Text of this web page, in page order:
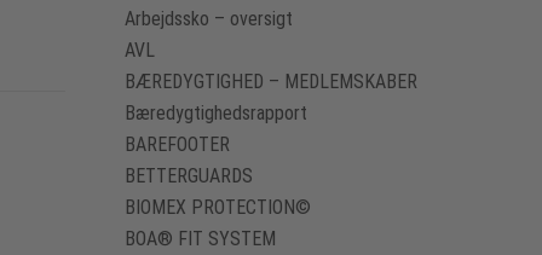
Arbejdssko – oversigt
AVL
BÆREDYGTIGHED – MEDLEMSKABER
Bæredygtighedsrapport
BAREFOOTER
BETTERGUARDS
BIOMEX PROTECTION©
BOA® FIT SYSTEM